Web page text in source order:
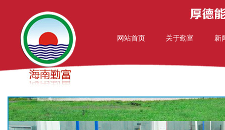
网站首页 关于勤富 新